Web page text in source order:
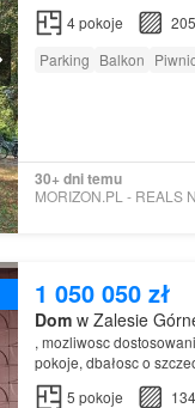
4pokoje
Parking Balkon
30+ dni temu
1 050 050 zł
Domw Zalesie
, mozliwosc
pokoje, dbałosc o
ogrodek, z widokiem
5 pokoje